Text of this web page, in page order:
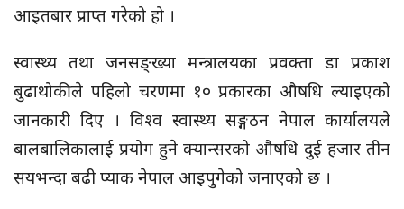
आइतबार प्राप्त गरेको हो ।
स्वास्थ्य तथा जनसङ्ख्या मन्त्रालयका प्रवक्ता डा प्रकाश
बुढाथोकीले पहिलो चरणमा १० प्रकारका औषधि ल्याइएको
जानकारी दिए । विश्व स्वास्थ्य सङ्गठन नेपाल कार्यालयले
बालबालिकालाई प्रयोग हुने क्यान्सरको औषधि दुई हजार तीन
सयभन्दा बढी प्याक नेपाल आइपुगेको जनाएको छ ।